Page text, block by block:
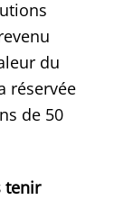
du
réservée
de 50
tenir